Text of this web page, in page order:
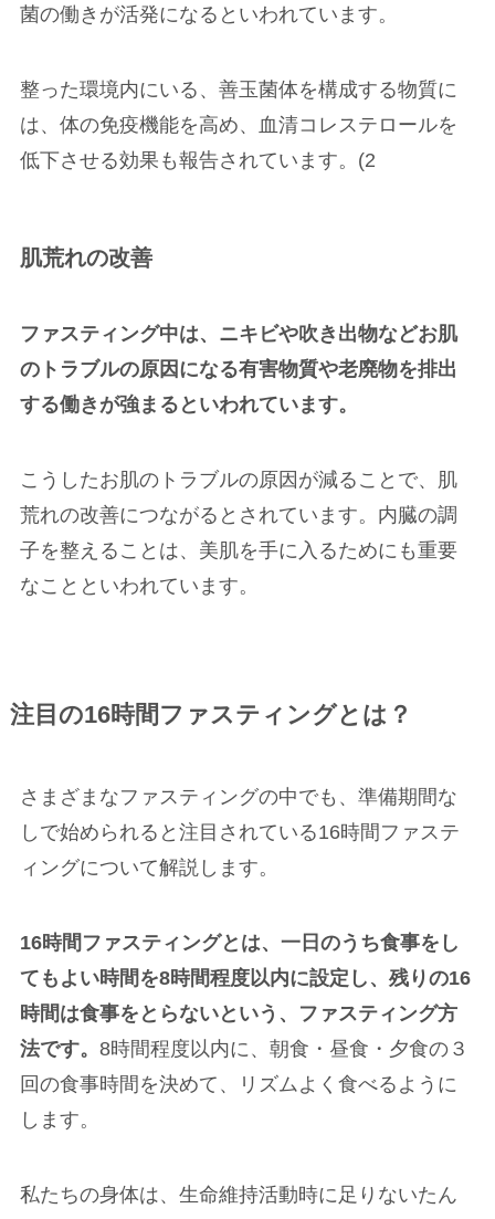
菌の働きが活発になるといわれています。
整った環境内にいる、善玉菌体を構成する物質に
は、体の免疫機能を高め、血清コレステロールを
低下させる効果も報告されています。(2
肌荒れの改善
ファスティング中は、ニキビや吹き出物などお肌
のトラブルの原因になる有害物質や老廃物を排出
する働きが強まるといわれています。
こうしたお肌のトラブルの原因が減ることで、肌
荒れの改善につながるとされています。内臓の調
子を整えることは、美肌を手に入るためにも重要
なことといわれています。
注目の16時間ファスティングとは？
さまざまなファスティングの中でも、準備期間な
しで始められると注目されている16時間ファステ
ィングについて解説します。
16時間ファスティングとは、一日のうち食事をし
てもよい時間を8時間程度以内に設定し、残りの16
時間は食事をとらないという、ファスティング方
法です。 8時間程度以内に、朝食・昼食・夕食の３
回の食事時間を決めて、リズムよく食べるように
します。
私たちの身体は、生命維持活動時に足りないたん